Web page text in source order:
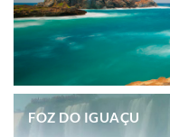
FOZ DO IGUAÇU